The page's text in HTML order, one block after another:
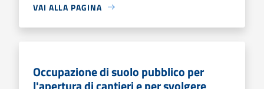
VAI ALLA PAGINA
Occupazione di suolo pubblico per